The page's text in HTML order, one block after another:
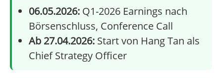
06.05.2026: Q1-2026 Earnings nach
Börsenschluss, Conference Call
Ab 27.04.2026: Start von Hang Tan als
Chief Strategy Officer